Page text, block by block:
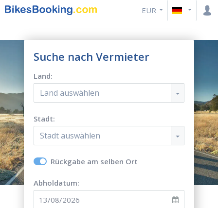
EUR
Suche nach Vermieter
Land:
Land auswählen
Stadt:
Stadt auswählen
Rückgabe am selben Ort
Abholdatum: